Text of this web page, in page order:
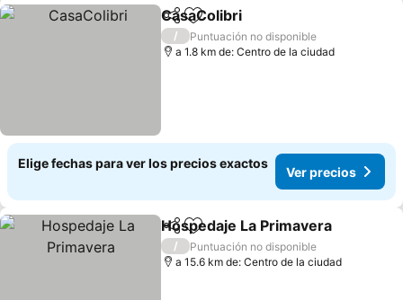
CompartirAgregar a favoritos
CasaColibri
/
Puntuación no disponible
a 1.8 km de: Centro de la ciudad
Elige fechas para ver los precios exactos
Ver precios
CompartirAgregar a favoritos
Hospedaje La Primavera
/
Puntuación no disponible
a 15.6 km de: Centro de la ciudad